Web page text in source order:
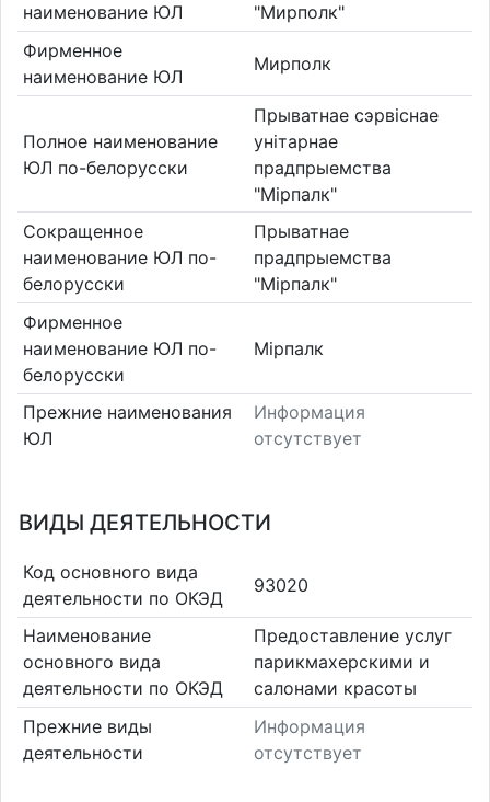
наименование ЮЛ
"Мирполк"
Фирменное
наименование ЮЛ
Мирполк
Полное наименование
ЮЛ по-белорусски
Прыватнае сэрвіснае
унітарнае
прадпрыемства
"Мірпалк"
Сокращенное
наименование ЮЛ по-
белорусски
Прыватнае
прадпрыемства
"Мірпалк"
Фирменное
наименование ЮЛ по-
белорусски
Мірпалк
Прежние наименования
ЮЛ
Информация
отсутствует
ВИДЫ ДЕЯТЕЛЬНОСТИ
Код основного вида
деятельности по ОКЭД
93020
Наименование
основного вида
деятельности по ОКЭД
Предоставление услуг
парикмахерскими и
салонами красоты
Прежние виды
деятельности
Информация
отсутствует